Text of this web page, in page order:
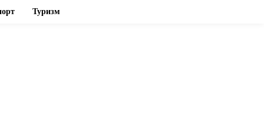
Туризм